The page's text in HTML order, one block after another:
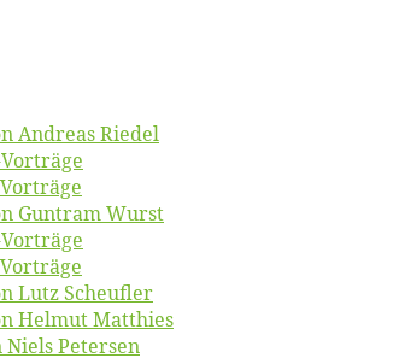
An­dre­as Riedel
Gun­tram Wurst
Lutz Scheufler
Hel­mut Matthies
Petersen